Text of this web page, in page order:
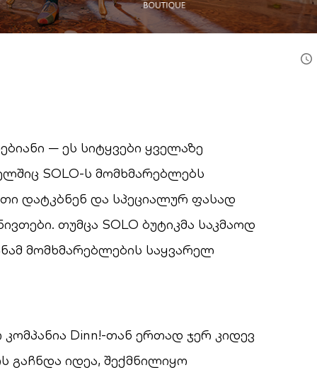
— ეს სიტყვები ყველაზე
SOLO-ს მომხმარებლებს
დატკბნენ და სპეციალურ ფასად
თუმცა SOLO ბუტიკმა საკმაოდ
მომხმარებლების საყვარელ
Dinn!-თან ერთად ჯერ კიდევ
იდეა, შექმნილიყო